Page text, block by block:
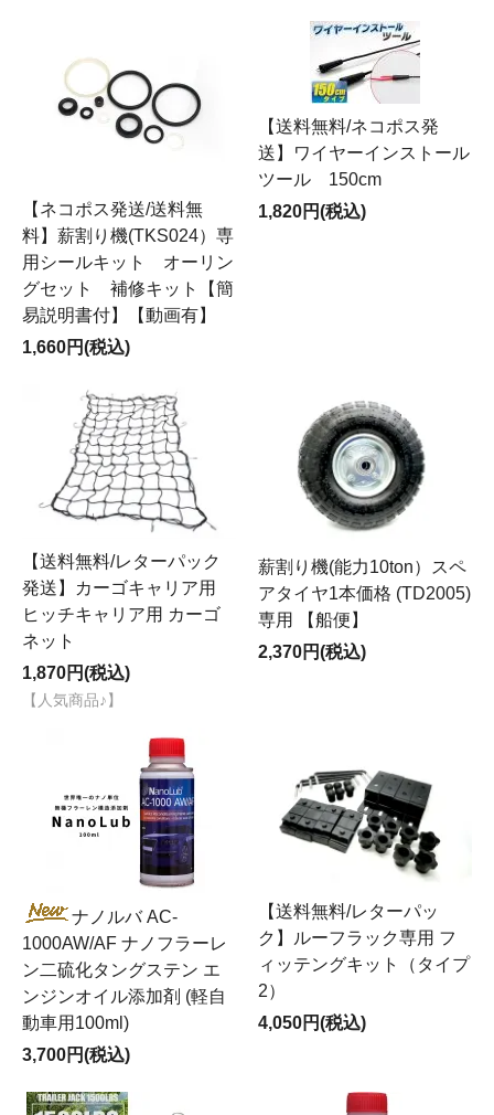
【ネコポス発送/送料無
料】薪割り機(TKS024）専
用シールキット オーリン
グセット 補修キット【簡
易説明書付】【動画有】
1,660円(税込)
【送料無料/ネコポス発
送】ワイヤーインストール
ツール 150cm
1,820円(税込)
【送料無料/レターパック
発送】カーゴキャリア用
ヒッチキャリア用 カーゴ
ネット
1,870円(税込)
【人気商品♪】
薪割り機(能力10ton）スペ
アタイヤ1本価格 (TD2005)
専用 【船便】
2,370円(税込)
ナノルバ AC-
1000AW/AF ナノフラーレ
ン二硫化タングステン エ
ンジンオイル添加剤 (軽自
動車用100ml)
3,700円(税込)
【送料無料/レターパッ
ク】ルーフラック専用 フ
ィッテングキット（タイプ
2）
4,050円(税込)